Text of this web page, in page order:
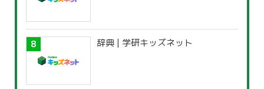
辞典 | 学研キッズネット